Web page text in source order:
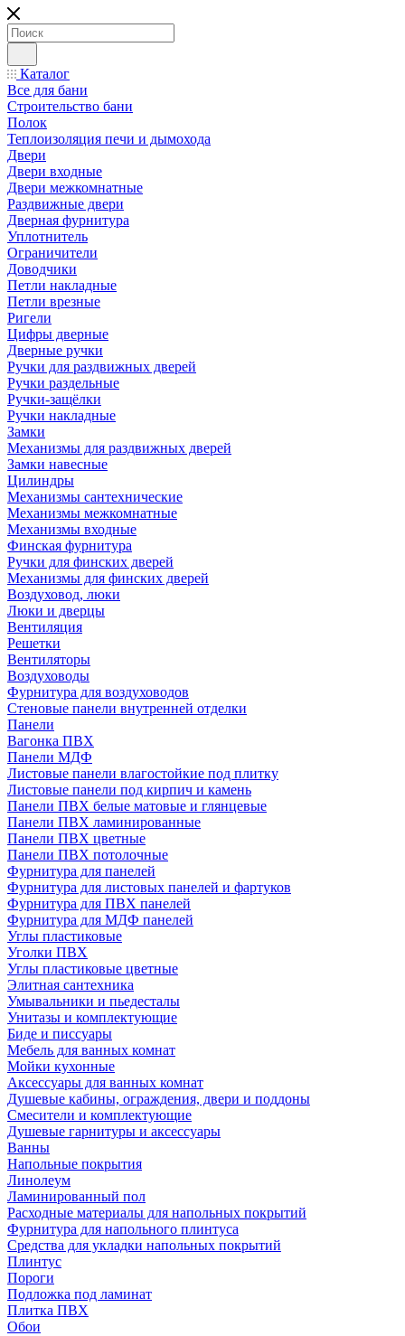
Каталог
Все для бани
Строительство бани
Полок
Теплоизоляция печи и дымохода
Двери
Двери входные
Двери межкомнатные
Раздвижные двери
Дверная фурнитура
Уплотнитель
Ограничители
Доводчики
Петли накладные
Петли врезные
Ригели
Цифры дверные
Дверные ручки
Ручки для раздвижных дверей
Ручки раздельные
Ручки-защёлки
Ручки накладные
Замки
Механизмы для раздвижных дверей
Замки навесные
Цилиндры
Механизмы сантехнические
Механизмы межкомнатные
Механизмы входные
Финская фурнитура
Ручки для финских дверей
Механизмы для финских дверей
Воздуховод, люки
Люки и дверцы
Вентиляция
Решетки
Вентиляторы
Воздуховоды
Фурнитура для воздуховодов
Стеновые панели внутренней отделки
Панели
Вагонка ПВХ
Панели МДФ
Листовые панели влагостойкие под плитку
Листовые панели под кирпич и камень
Панели ПВХ белые матовые и глянцевые
Панели ПВХ ламинированные
Панели ПВХ цветные
Панели ПВХ потолочные
Фурнитура для панелей
Фурнитура для листовых панелей и фартуков
Фурнитура для ПВХ панелей
Фурнитура для МДФ панелей
Углы пластиковые
Уголки ПВХ
Углы пластиковые цветные
Элитная сантехника
Умывальники и пьедесталы
Унитазы и комплектующие
Биде и писсуары
Мебель для ванных комнат
Мойки кухонные
Аксессуары для ванных комнат
Душевые кабины, ограждения, двери и поддоны
Смесители и комплектующие
Душевые гарнитуры и аксессуары
Ванны
Напольные покрытия
Линолеум
Ламинированный пол
Расходные материалы для напольных покрытий
Фурнитура для напольного плинтуса
Средства для укладки напольных покрытий
Плинтус
Пороги
Подложка под ламинат
Плитка ПВХ
Обои